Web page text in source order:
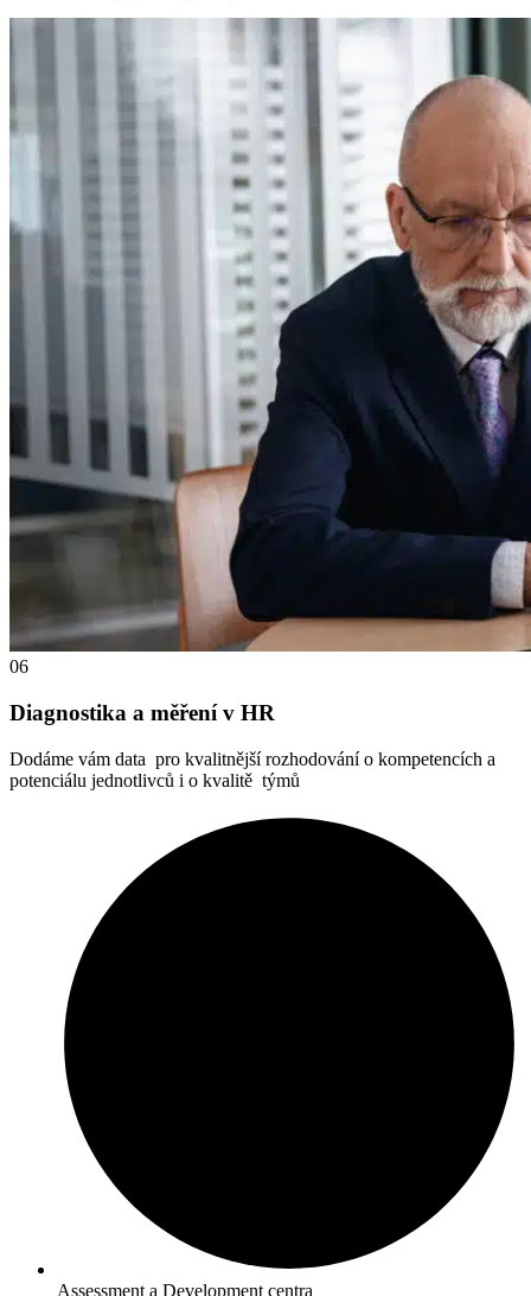
06
Diagnostika a měření v HR
Dodáme vám data pro kvalitnější rozhodování o kompetencích a
potenciálu jednotlivců i o kvalitě týmů
Assessment a Development centra